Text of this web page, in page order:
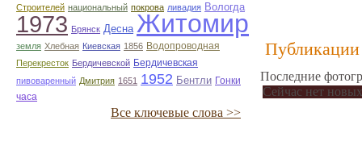
Строителей национальный покрова ливадия Вологда
1973 Брянск Десна Житомир
земля Хлебная Киевская 1856 Водопроводная
Перекресток Бердичевской Бердичевская
пивоваренный Дмитрия 1651 1952 Бентли Гонки
часа
Все ключевые слова >>
Публикации
Последние
Сейчас нет